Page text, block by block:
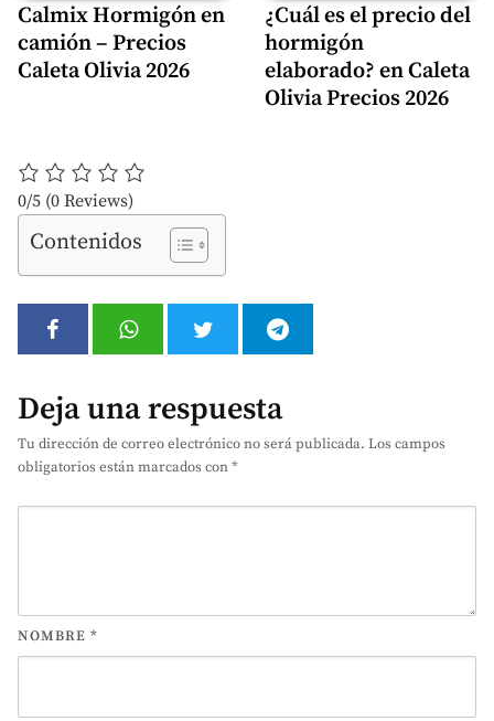
Calmix Hormigón en
camión – Precios
Caleta Olivia 2026
¿Cuál es el precio del
hormigón
elaborado? en Caleta
Olivia Precios 2026
0/5 (0 Reviews)
Contenidos
Deja una respuesta
Tu dirección de correo electrónico no será publicada. Los campos
obligatorios están marcados con*
NOMBRE *